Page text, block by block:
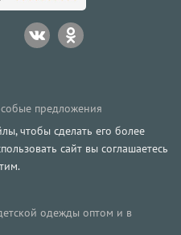
предложения
чтобы сделать его более
сайт вы соглашаетесь
одежды оптом и в